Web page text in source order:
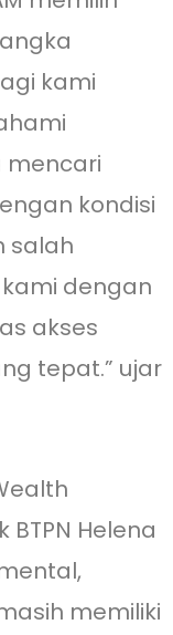
kami
mencari
kondisi
salah
dengan
akses
tepat.” ujar
Helena
memiliki